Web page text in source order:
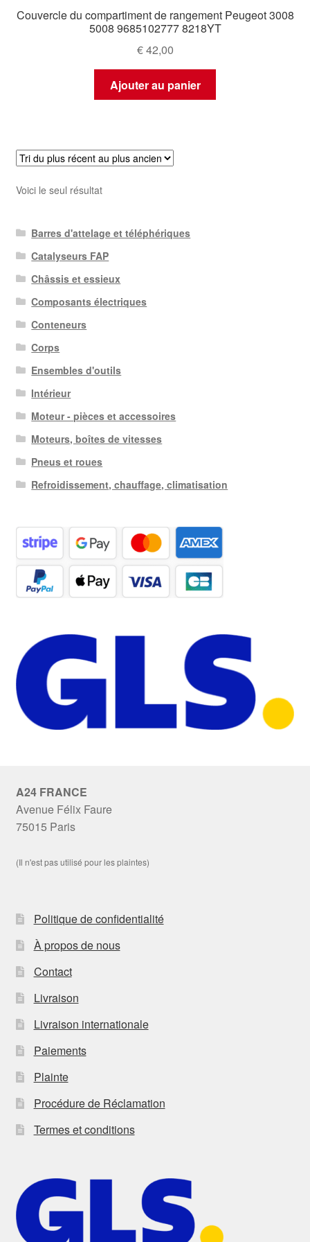
Couvercle du compartiment de rangement Peugeot 3008
5008 9685102777 8218YT
€42,00
Ajouter au panier
Voici le seul résultat
Barres d'attelage et téléphériques
Catalyseurs FAP
Châssis et essieux
Composants électriques
Conteneurs
Corps
Ensembles d'outils
Intérieur
Moteur - pièces et accessoires
Moteurs, boîtes de vitesses
Pneus et roues
Refroidissement, chauffage, climatisation
A24 FRANCE
Avenue Félix Faure
75015 Paris
(Il n'est pas utilisé pour les plaintes)
Politique de confidentialité
À propos de nous
Contact
Livraison
Livraison internationale
Paiements
Plainte
Procédure de Réclamation
Termes et conditions